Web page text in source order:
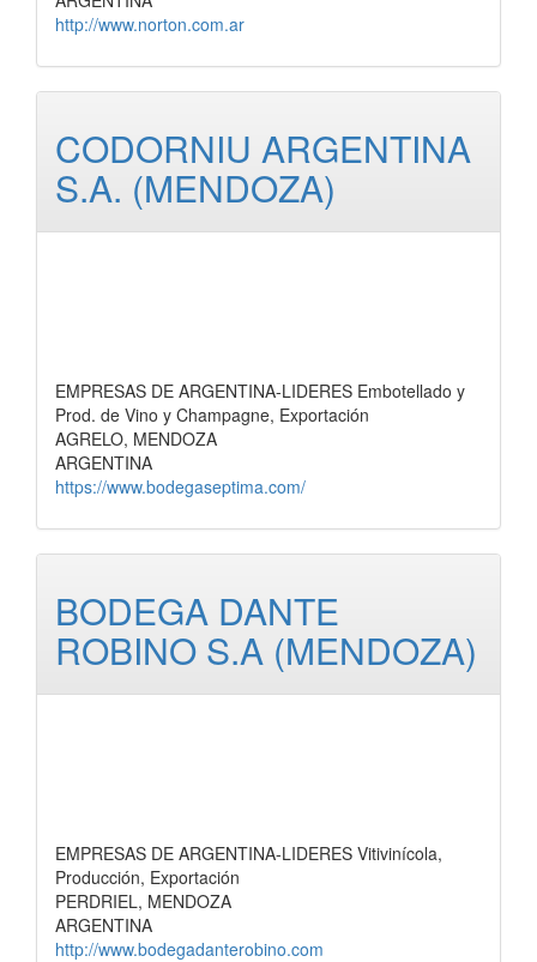
http://www.norton.com.ar
CODORNIU ARGENTINA
S.A. (MENDOZA)
EMPRESAS DE ARGENTINA-LIDERES Embotellado y
Prod. de Vino y Champagne, Exportación
AGRELO, MENDOZA
ARGENTINA
https://www.bodegaseptima.com/
BODEGA DANTE
ROBINO S.A (MENDOZA)
EMPRESAS DE ARGENTINA-LIDERES Vitivinícola,
Producción, Exportación
PERDRIEL, MENDOZA
ARGENTINA
http://www.bodegadanterobino.com